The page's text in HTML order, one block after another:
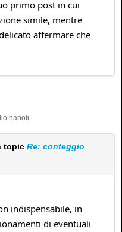
primo post in cui
simile, mentre
affermare che
napoli
topic Re: conteggio
indispensabile, in
di eventuali